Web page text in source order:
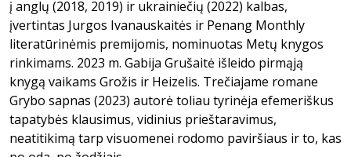
į anglų (2018, 2019) ir ukrainiečių (2022) kalbas,
įvertintas Jurgos Ivanauskaitės ir Penang Monthly
literatūrinėmis premijomis, nominuotas Metų knygos
rinkimams. 2023 m. Gabija Grušaitė išleido pirmąją
knygą vaikams Grožis ir Heizelis. Trečiajame romane
Grybo sapnas (2023) autorė toliau tyrinėja efemeriškus
tapatybės klausimus, vidinius prieštaravimus,
neatitikimą tarp visuomenei rodomo paviršiaus ir to, kas